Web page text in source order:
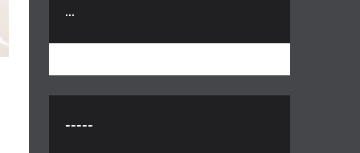
...
-----